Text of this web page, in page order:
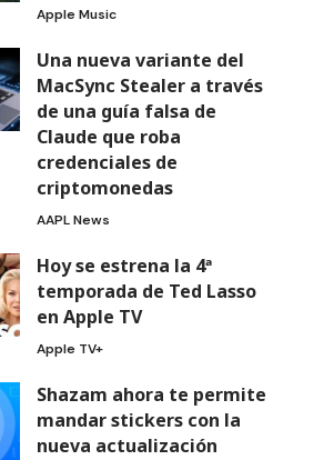
Apple Music
Una nueva variante del
MacSync Stealer a través
de una guía falsa de
Claude que roba
credenciales de
criptomonedas
AAPL News
Hoy se estrena la 4ª
temporada de Ted Lasso
en Apple TV
Apple TV+
Shazam ahora te permite
mandar stickers con la
nueva actualización